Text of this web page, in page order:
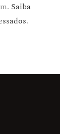
Saiba
.